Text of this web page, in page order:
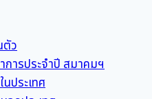
ตัว
การประจำปี สมาคมฯ
ประเทศ